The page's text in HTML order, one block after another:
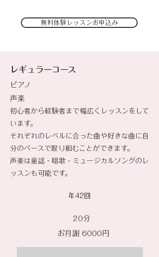
無料体験レッスンお申込み
​レギュラーコース
ピアノ
​声楽
初心者から経験者まで幅広くレッスンをして
います。
​それぞれのレベルに合った曲や好きな曲に自
分のペースで取り組むことができます。
声楽は童謡・唱歌・ミュージカルソングのレ
ッスンも可能です。
​年42回
​20分
お月謝 ​6000円